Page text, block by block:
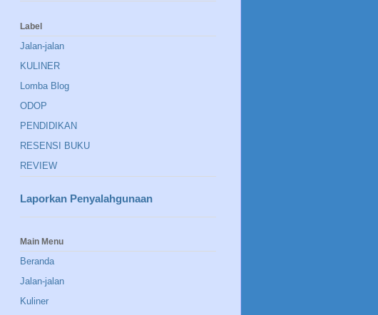
Label
Jalan-jalan
KULINER
Lomba Blog
ODOP
PENDIDIKAN
RESENSI BUKU
REVIEW
Laporkan Penyalahgunaan
Main Menu
Beranda
Jalan-jalan
Kuliner